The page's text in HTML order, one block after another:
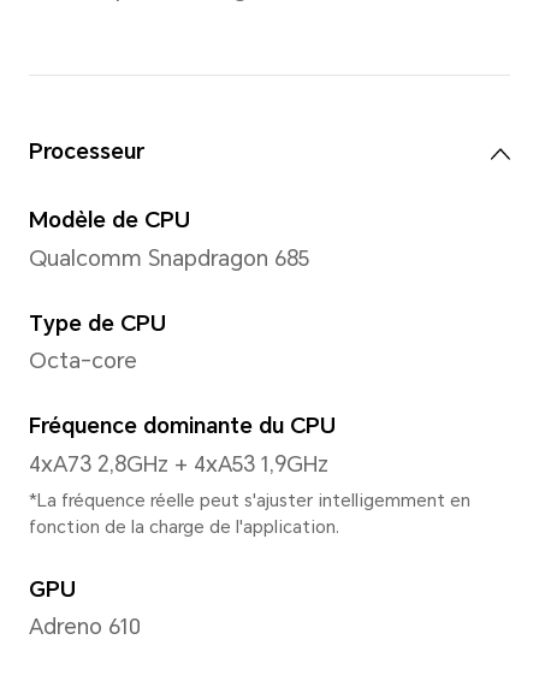
Écran
Taille
*Avec design à coins arrondis
longueur diagonale de l'écran est
est légèrement plus petite).